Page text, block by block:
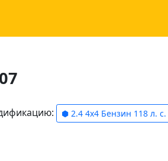
⬢ 2.4 4x4 Бензин 118 л. с.